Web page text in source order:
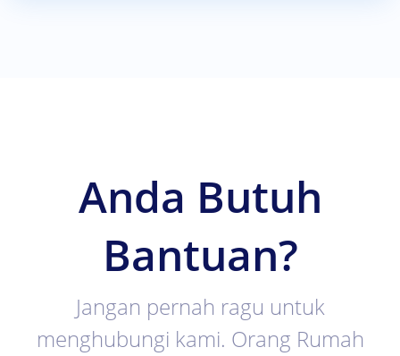
Anda Butuh
Bantuan?
Jangan pernah ragu untuk
menghubungi kami. Orang Rumah